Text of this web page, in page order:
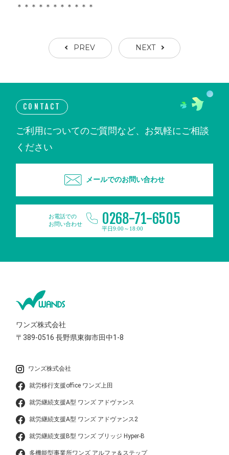
＊＊＊＊＊＊＊＊＊＊＊
PREV NEXT
CONTACT
ご利用についてのご質問など、お気軽にご相談
ください
メールでのお問い合わせ
お電話での
お問い合わせ
0268-71-6505
平日9:00～18:00
ワンズ株式会社
〒389-0516長野県東御市田中1-8
ワンズ株式会社
就労移行支援office ワンズ上田
就労継続支援A型 ワンズ アドヴァンス
就労継続支援A型 ワンズ アドヴァンス2
就労継続支援B型 ワンズ ブリッジ Hyper-B
多機能型事業所ワンズ アルファ＆ステップ